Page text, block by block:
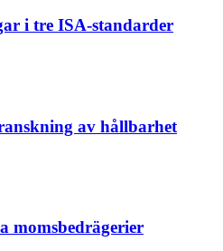
i tre ISA-standarder
av hållbarhet
momsbedrägerier